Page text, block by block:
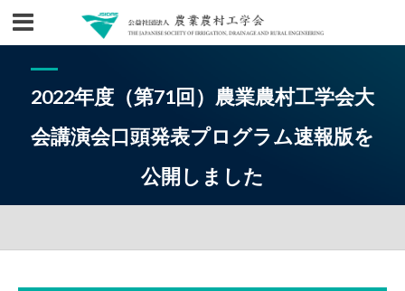
2022年度（第71回）農業農村工学会大
会講演会口頭発表プログラム速報版を
公開しました